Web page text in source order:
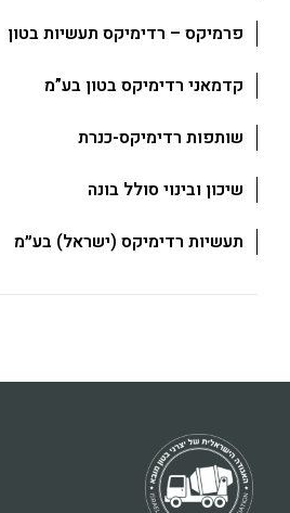
פרמיקס – רדימיקס תעשיות בטון
קדמאני רדימיקס בטון בע”מ
שותפות רדימיקס-כנרת
שיכון ובינוי סולל בונה
תעשיות רדימיקס (ישראל) בע״מ